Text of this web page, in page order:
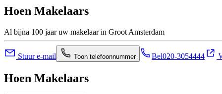
Hoen Makelaars
Al bijna 100 jaar uw makelaar in Groot Amsterdam
Stuur e-mail Toon telefoonnummer Bel020-3054444
Hoen Makelaars